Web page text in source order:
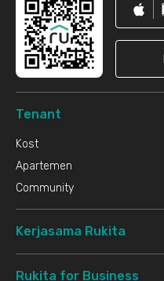
Tenant
Kost
Apartemen
Community
Kerjasama Rukita
Rukita for Business